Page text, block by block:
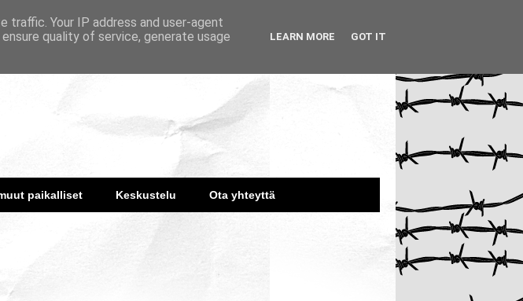
paikalliset Keskustelu Ota yhteyttä
traffic. Your IP address and user-agent
quality of service, generate usage
LEARN MORE GOT IT